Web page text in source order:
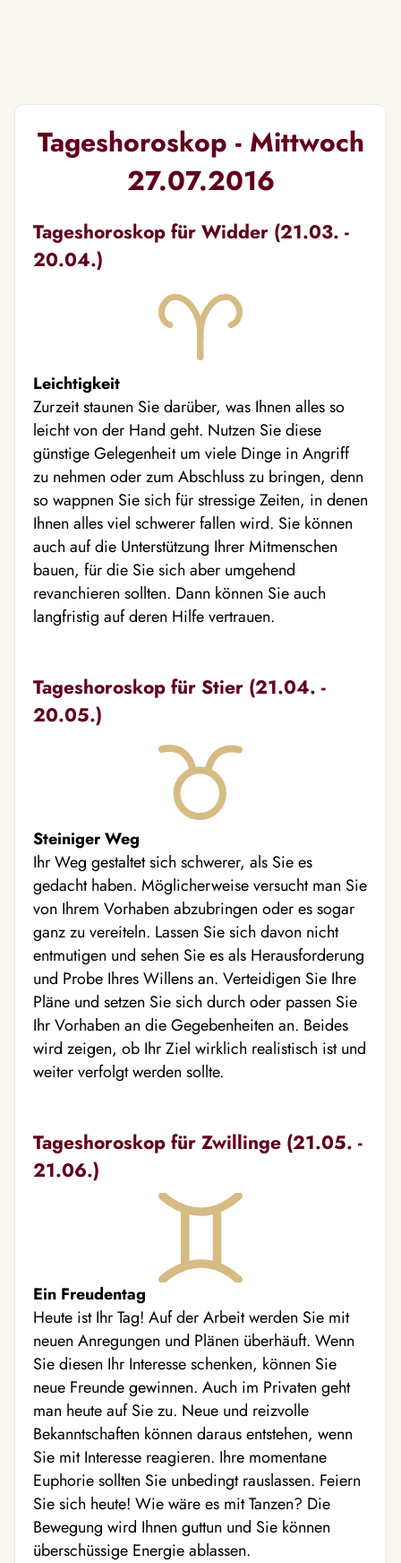
Tageshoroskop - Mittwoch
27.07.2016
Tageshoroskop für Widder (21.03. -
20.04.)
Leichtigkeit
Zurzeit staunen Sie darüber, was Ihnen alles so
leicht von der Hand geht. Nutzen Sie diese
günstige Gelegenheit um viele Dinge in Angriff
zu nehmen oder zum Abschluss zu bringen, denn
so wappnen Sie sich für stressige Zeiten, in denen
Ihnen alles viel schwerer fallen wird. Sie können
auch auf die Unterstützung Ihrer Mitmenschen
bauen, für die Sie sich aber umgehend
revanchieren sollten. Dann können Sie auch
langfristig auf deren Hilfe vertrauen.
Tageshoroskop für Stier (21.04. -
20.05.)
Steiniger Weg
Ihr Weg gestaltet sich schwerer, als Sie es
gedacht haben. Möglicherweise versucht man Sie
von Ihrem Vorhaben abzubringen oder es sogar
ganz zu vereiteln. Lassen Sie sich davon nicht
entmutigen und sehen Sie es als Herausforderung
und Probe Ihres Willens an. Verteidigen Sie Ihre
Pläne und setzen Sie sich durch oder passen Sie
Ihr Vorhaben an die Gegebenheiten an. Beides
wird zeigen, ob Ihr Ziel wirklich realistisch ist und
weiter verfolgt werden sollte.
Tageshoroskop für Zwillinge (21.05. -
21.06.)
Ein Freudentag
Heute ist Ihr Tag! Auf der Arbeit werden Sie mit
neuen Anregungen und Plänen überhäuft. Wenn
Sie diesen Ihr Interesse schenken, können Sie
neue Freunde gewinnen. Auch im Privaten geht
man heute auf Sie zu. Neue und reizvolle
Bekanntschaften können daraus entstehen, wenn
Sie mit Interesse reagieren. Ihre momentane
Euphorie sollten Sie unbedingt rauslassen. Feiern
Sie sich heute! Wie wäre es mit Tanzen? Die
Bewegung wird Ihnen guttun und Sie können
überschüssige Energie ablassen.